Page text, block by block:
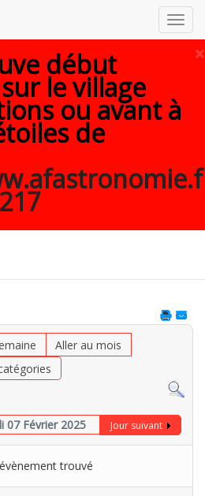
×
début
le village
ou avant à
de
Aller au mois
07 Février 2025 Jour suivant
trouvé